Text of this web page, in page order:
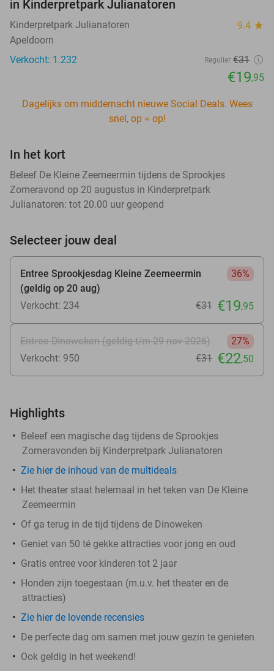
in Kinderpretpark Julianatoren
Kinderpretpark Julianatoren 9.4 star
Apeldoorn
Verkocht: 1.232
Regulier €31
€19,95
Dagelijks om middernacht nieuwe Social Deals. Wees
snel, op = op!
In het kort
Beleef De Kleine Zeemeermin tijdens de Sprookjes
Zomeravond op 20 augustus in Kinderpretpark
Julianatoren: tot 20.00 uur geopend
Selecteer jouw deal
Entree Sprookjesdag Kleine Zeemeermin
(geldig op 20 aug)
36%
Verkocht: 234 €31 €19,95
Entree Dinoweken (geldig t/m 29 nov 2026)
27%
Verkocht: 950
€31 €22,50
Highlights
Beleef een magische dag tijdens de Sprookjes
Zomeravonden bij Kinderpretpark Julianatoren
Zie hier de inhoud van de multideals
Het theater staat helemaal in het teken van De Kleine
Zeemeermin
Of ga terug in de tijd tijdens de Dinoweken
Geniet van 50 té gekke attracties voor jong en oud
Gratis entree voor kinderen tot 2 jaar
Honden zijn toegestaan (m.u.v. het theater en de
attracties)
Zie hier de lovende recensies
De perfecte dag om samen met jouw gezin te genieten
Ook geldig in het weekend!